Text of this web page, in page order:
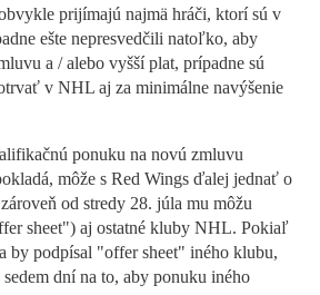
prijímajú najmä hráči, ktorí sú v
ešte nepresvedčili natoľko, aby
a / alebo vyšší plat, prípadne sú
v NHL aj za minimálne navýšenie
ponuku na novú zmluvu
môže s Red Wings ďalej jednať o
od stredy 28. júla mu môžu
sheet") aj ostatné kluby NHL. Pokiaľ
by podpísal "offer sheet" iného klubu,
dní na to, aby ponuku iného